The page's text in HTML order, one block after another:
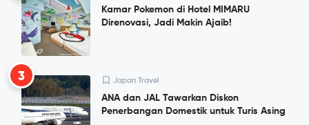
Kamar Pokemon di Hotel MIMARU
Direnovasi, Jadi Makin Ajaib!
3 Japan Travel
ANA dan JAL Tawarkan Diskon
Penerbangan Domestik untuk Turis Asing